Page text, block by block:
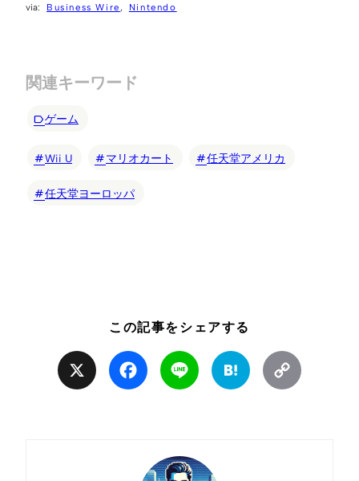
Business Wire Nintendo
関連キーワード
ゲーム
Wii U マリオカート 任天堂アメリカ
任天堂ヨーロッパ
この記事をシェアする
Facebook Line Hatena